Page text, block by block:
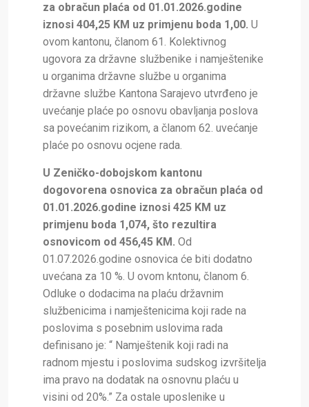
za obračun plaća od 01.01.2026.godine
iznosi 404,25 KM uz primjenu boda 1,00. U
ovom kantonu, članom 61. Kolektivnog
ugovora za državne službenike i namještenike
u organima državne službe u organima
državne službe Kantona Sarajevo utvrđeno je
uvećanje plaće po osnovu obavljanja poslova
sa povećanim rizikom, a članom 62. uvećanje
plaće po osnovu ocjene rada.
U Zeničko-dobojskom kantonu
dogovorena osnovica za obračun plaća od
01.01.2026.godine iznosi 425 KM uz
primjenu boda 1,074, što rezultira
osnovicom od 456,45 KM. Od
01.07.2026.godine osnovica će biti dodatno
uvećana za 10 %. U ovom kntonu, članom 6.
Odluke o dodacima na plaću državnim
službenicima i namještenicima koji rade na
poslovima s posebnim uslovima rada
definisano je: “ Namještenik koji radi na
radnom mjestu i poslovima sudskog izvršitelja
ima pravo na dodatak na osnovnu plaću u
visini od 20%.” Za ostale uposlenike u